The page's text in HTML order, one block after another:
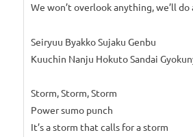
We won’t overlook anything, we’ll do
Seiryuu Byakko Sujaku Genbu
Kuuchin Nanju Hokuto Sandai
Storm, Storm, Storm
Power sumo punch
It’s a storm that calls for a storm